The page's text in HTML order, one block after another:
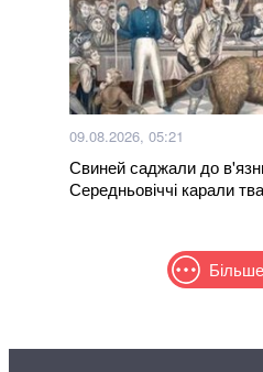
09.08.2026, 05:21
Свиней саджали до
Середньовіччі карали